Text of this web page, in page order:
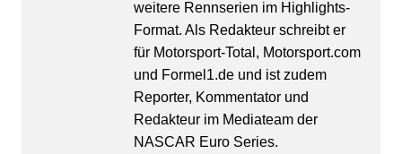
weitere Rennserien im Highlights-
Format. Als Redakteur schreibt er
für Motorsport-Total, Motorsport.com
und Formel1.de und ist zudem
Reporter, Kommentator und
Redakteur im Mediateam der
NASCAR Euro Series.